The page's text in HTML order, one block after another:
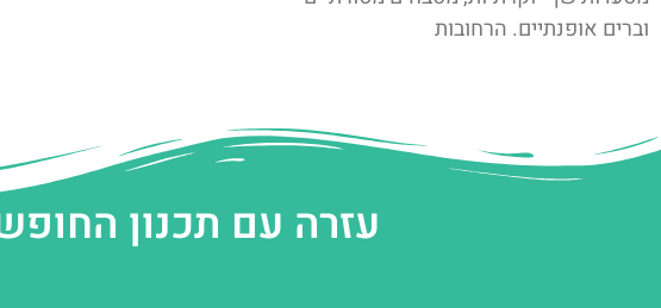
וברים אופנתיים. הרחובות
עזרה עם תכנון